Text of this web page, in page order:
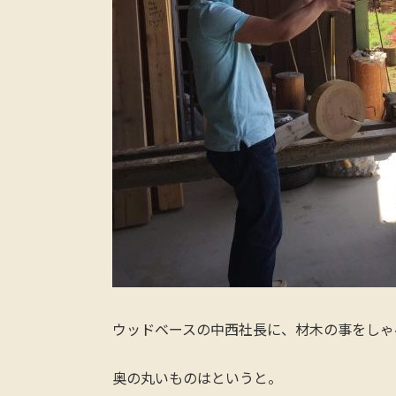
ウッドベースの中西社長に、材木の事をし
奥の丸いものはというと。